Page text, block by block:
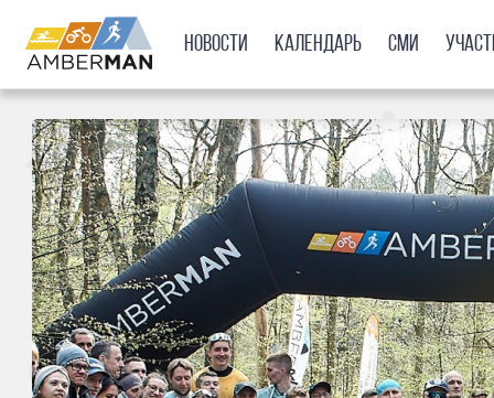
Новости Календарь СМИ